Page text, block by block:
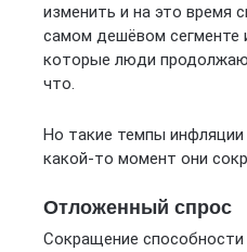
изменить и на это время
самом дешёвом сегменте
которые люди
что.
Но такие темпы
какой-то момент они
Отложенный спрос
Сокращение